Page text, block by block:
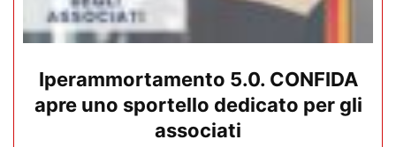
Iperammortamento 5.0. CONFIDA
apre uno sportello dedicato per gli
associati